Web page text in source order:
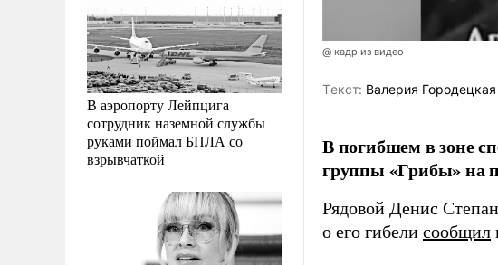
В аэропорту Лейпцига
сотрудник наземной службы
руками поймал БПЛА со
взрывчаткой
@ кадр из видео
Tекст: Валерия Городецкая
В погибшем в зоне
группы «Грибы» на
Рядовой Денис
о его гибели сообщил